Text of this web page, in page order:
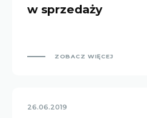
w sprzedaży
ZOBACZ WIĘCEJ
26.06.2019